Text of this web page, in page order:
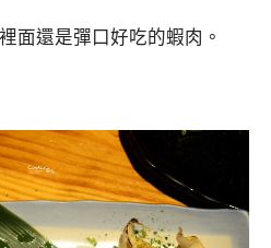
面還是彈口好吃的蝦肉。